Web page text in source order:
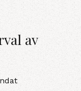
av